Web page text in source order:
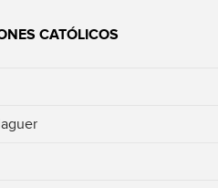
CATÓLICOS